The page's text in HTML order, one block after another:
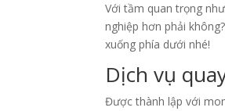
Với tầm quan trọng
nghiệp hơn phải
xuống phía dưới nhé!
Dịch vụ
Được thành lập với